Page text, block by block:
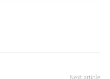
Next article